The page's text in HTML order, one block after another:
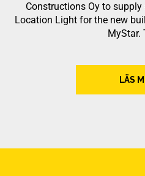
Constructions Oy to
Location Light for the new
MyStar.
LÄS